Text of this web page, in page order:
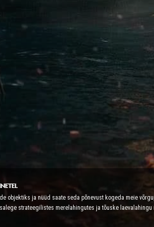
objektiks ja nüüd saate seda põnevust kogeda meie
strateegilistes merelahingutes ja tõuske